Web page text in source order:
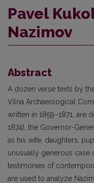
Pavel
Nazimov
Abstract
A dozen verse texts by
Vilna Archaeological
written in 1859–1871, are
1874), the Governor-
as his wife, daughters,
unusually generous case
testimonies of
are used to analyze